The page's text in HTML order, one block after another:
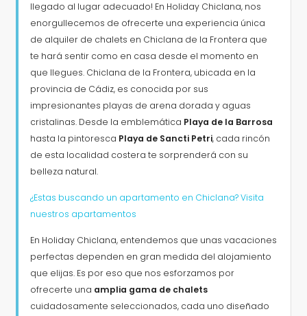
Servicios
Vistas
Categorías adicionales
llegado al lugar adecuado! En Holiday Chiclana, nos
enorgullecemos de ofrecerte una experiencia única
de alquiler de chalets en Chiclana de la Frontera que
te hará sentir como en casa desde el momento en
que llegues. Chiclana de la Frontera, ubicada en la
provincia de Cádiz, es conocida por sus
impresionantes playas de arena dorada y aguas
cristalinas. Desde la emblemática Playa de la Barrosa
hasta la pintoresca Playa de Sancti Petri, cada rincón
de esta localidad costera te sorprenderá con su
belleza natural.
¿Estas buscando un apartamento en Chiclana? Visita
nuestros apartamentos
En Holiday Chiclana, entendemos que unas vacaciones
perfectas dependen en gran medida del alojamiento
que elijas. Es por eso que nos esforzamos por
ofrecerte una amplia gama de chalets
cuidadosamente seleccionados, cada uno diseñado